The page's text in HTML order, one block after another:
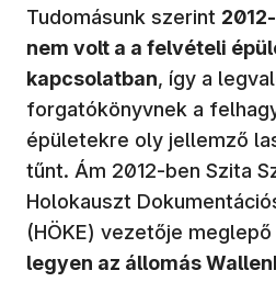
Tudomásunk szerint
nem volt a a felvételi
kapcsolatban, így a
forgatókönyvnek a
épületekre oly jellemző
tűnt. Ám 2012-ben Szita
Holokauszt
(HÖKE) vezetője
legyen az állomás